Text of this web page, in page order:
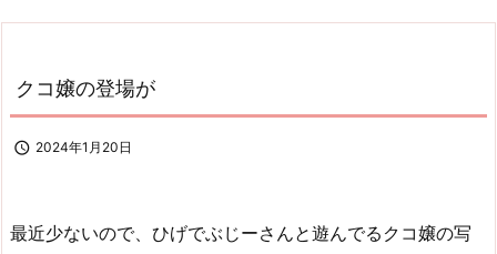

クコ嬢の登場が
 2024年1月20日
最近少ないので、ひげでぶじーさんと遊んでるクコ嬢の写